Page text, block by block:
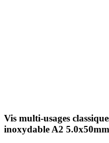
Vis multi-usages
inoxydable A2